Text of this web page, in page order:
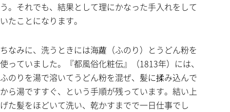
う。それでも、結果として理にかなった手入れをして
いたことになります。
ちなみに、洗うときには海蘿（ふのり）とうどん粉を
使っていました。『都風俗化粧伝』（1813年）には、
ふのりを湯で溶いてうどん粉を混ぜ、髪に揉み込んで
から湯ですすぐ、という手順が残っています。結い上
げた髪をほどいて洗い、乾かすまでで一日仕事でし